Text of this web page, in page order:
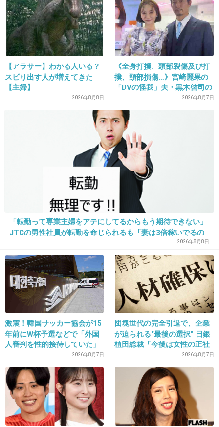
19. 匿名2013/09/21(土) 00:09:48
今度つくれぽしてみよー(*^_^*)
+28
20. 匿名2013/09/21(土) 00:10:12
そんなこと、カナさんはチェック済みだよ(´･_･
+37
2013/09/21(土) 00:10:16
愛嬌のある人だなw
+76 -4
22. 匿名2013/09/21(土) 00:10:20
＞１７
はやっっっｗｗｗｗｗｗｗｗｗｗｗｗｗｗｗｗ
ｗｗｗｗｗｗｗｗｗｗｗｗｗｗ
+28 -3
23. 匿名 2013/09/21(土) 00:11:04
可愛い(*´`)
今度検索してみよ♪
【アラサー】わかる人いる？
スピり出す人が増えてきた
【主婦】
2026年8月8日
《全身打撲、頭部裂傷及び打
撲、頸部損傷…》宮崎麗果の
「DVの怪我」夫・黒木啓司の
逮捕で始まる「夫婦の闘争」
2026年8月7日
「転勤って専業主婦をアテにしてるからもう期待できない」
JTCの男性社員が転勤を命じられるも「妻は3倍稼いでるの
で、それなら辞める」と言ったら、転勤がなくなった2026年8月8日
激震！韓国サッカー協会が15
年前にW杯予選などで「外国
人審判を性的接待していた」
疑惑のスキャンダルが発覚！
7試合20人が対象で日本人審
判が含まれていたとの指摘
も…
2026年8月7日
団塊世代の完全引退で、企業
が迫られる“最後の選択” 日銀
植田総裁「今後は女性の正社
員化と外国人の人材活用が
鍵」
2026年8月7日